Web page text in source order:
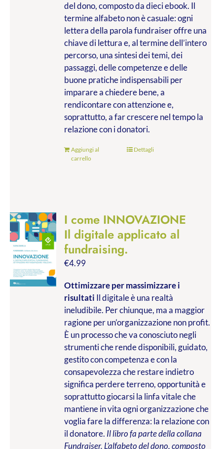
del dono, composto da dieci ebook. Il
termine alfabeto non è casuale: ogni
lettera della parola fundraiser offre una
chiave di lettura e, al termine dell’intero
percorso, una sintesi dei temi, dei
passaggi, delle competenze e delle
buone pratiche indispensabili per
imparare a chiedere bene, a
rendicontare con attenzione e,
soprattutto, a far crescere nel tempo la
relazione con i donatori.
Aggiungi al
carrello
Dettagli
I come INNOVAZIONE
Il digitale applicato al
fundraising.
€4.99
Ottimizzare per massimizzare i
risultati Il digitale è una realtà
ineludibile. Per chiunque, ma a maggior
ragione per un’organizzazione non profit.
È un processo che va conosciuto negli
strumenti che rende disponibili, guidato,
gestito con competenza e con la
consapevolezza che restare indietro
significa perdere terreno, opportunità e
soprattutto giocarsi la linfa vitale che
mantiene in vita ogni organizzazione che
voglia fare la differenza: la relazione con
il donatore. Il libro fa parte della collana
Fundraiser. L’alfabeto del dono, composto